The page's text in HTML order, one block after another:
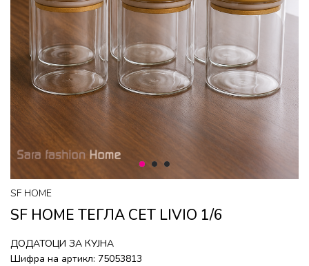
1 2 3
SF HOME
SF HOME ТЕГЛА СЕТ LIVIO 1/6
ДОДАТОЦИ ЗА КУЈНА
Шифра на артикл: 75053813